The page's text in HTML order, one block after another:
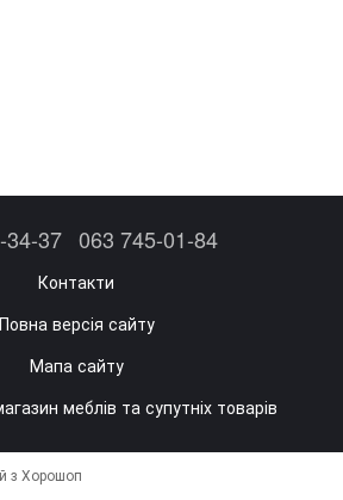
34-37 063 745-01-84
Контакти
Повна версія сайту
Мапа сайту
меблів та супутніх товарів
з Хорошоп